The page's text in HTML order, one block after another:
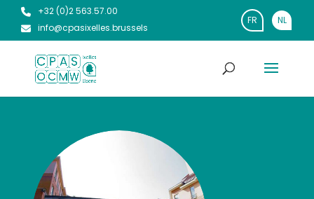
+32 (0)2 563.57.00
info@cpasixelles.brussels
FR NL